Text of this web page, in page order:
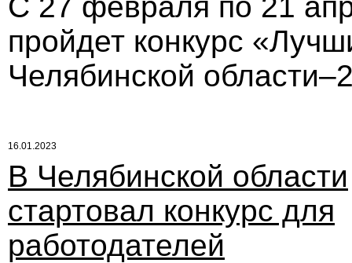
пройдет конкурс
Челябинской
16.01.2023
В Челябинской области
стартовал конкурс для
работодателей